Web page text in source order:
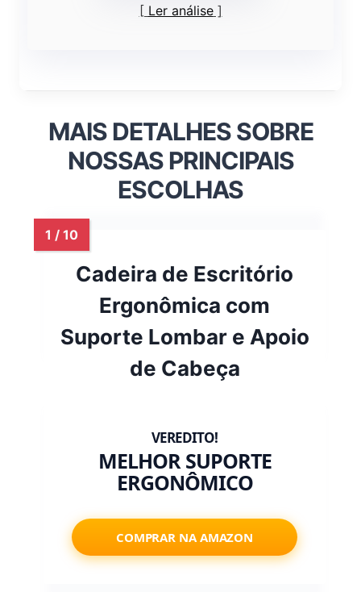
Ler análise
MAIS DETALHES SOBRE
NOSSAS PRINCIPAIS
ESCOLHAS
Cadeira de Escritório
Ergonômica com
Suporte Lombar e Apoio
de Cabeça
MELHOR SUPORTE
ERGONÔMICO
COMPRAR NA AMAZON